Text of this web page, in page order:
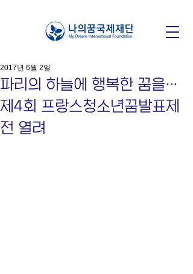
파리의 하늘에 행복한 꿈을…
제4회 프랑스청소년꿈발표제
전 열려
2017년 6월 2일